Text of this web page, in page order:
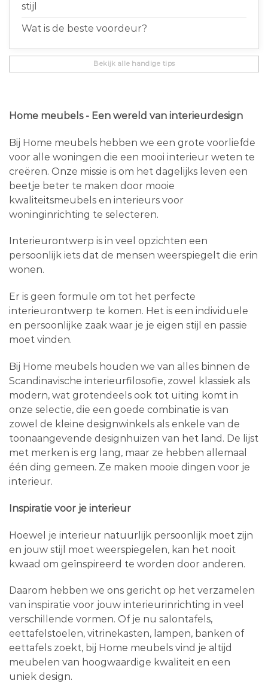
stijl
Wat is de beste voordeur?
Bekijk alle handige tips
Home meubels - Een wereld van interieurdesign
Bij Home meubels hebben we een grote voorliefde
voor alle woningen die een mooi interieur weten te
creëren. Onze missie is om het dagelijks leven een
beetje beter te maken door mooie
kwaliteitsmeubels en interieurs voor
woninginrichting te selecteren.
Interieurontwerp is in veel opzichten een
persoonlijk iets dat de mensen weerspiegelt die erin
wonen.
Er is geen formule om tot het perfecte
interieurontwerp te komen. Het is een individuele
en persoonlijke zaak waar je je eigen stijl en passie
moet vinden.
Bij Home meubels houden we van alles binnen de
Scandinavische interieurfilosofie, zowel klassiek als
modern, wat grotendeels ook tot uiting komt in
onze selectie, die een goede combinatie is van
zowel de kleine designwinkels als enkele van de
toonaangevende designhuizen van het land. De lijst
met merken is erg lang, maar ze hebben allemaal
één ding gemeen. Ze maken mooie dingen voor je
interieur.
Inspiratie voor je interieur
Hoewel je interieur natuurlijk persoonlijk moet zijn
en jouw stijl moet weerspiegelen, kan het nooit
kwaad om geïnspireerd te worden door anderen.
Daarom hebben we ons gericht op het verzamelen
van inspiratie voor jouw interieurinrichting in veel
verschillende vormen. Of je nu salontafels,
eettafelstoelen, vitrinekasten, lampen, banken of
eettafels zoekt, bij Home meubels vind je altijd
meubelen van hoogwaardige kwaliteit en een
uniek design.